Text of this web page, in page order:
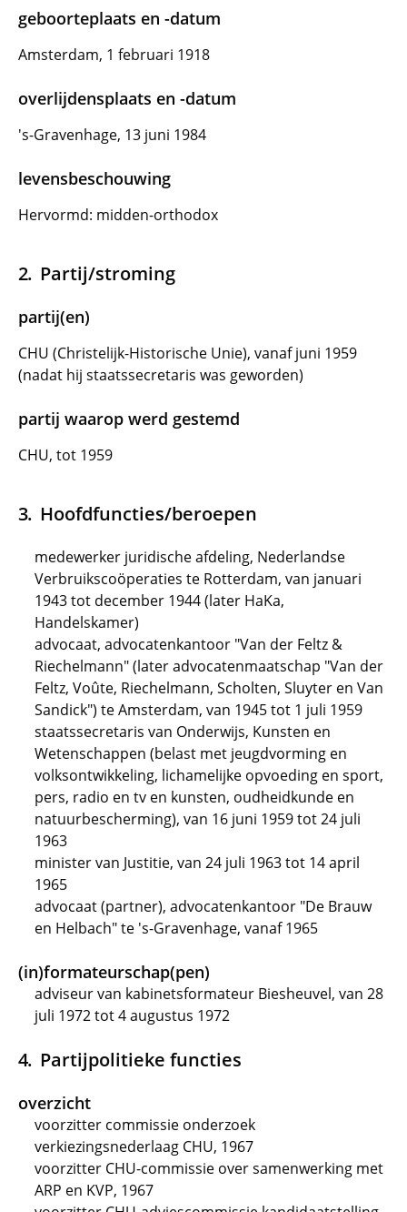
geboorteplaats en -datum
Amsterdam, 1 februari 1918
overlijdensplaats en -datum
's-Gravenhage, 13 juni 1984
levensbeschouwing
Hervormd: midden-orthodox
Partij/stroming
partij(en)
CHU (Christelijk-Historische Unie), vanaf juni 1959
(nadat hij staatssecretaris was geworden)
partij waarop werd gestemd
CHU, tot 1959
Hoofdfuncties/beroepen
medewerker juridische afdeling, Nederlandse
Verbruikscoöperaties te Rotterdam, van januari
1943 tot december 1944 (later HaKa,
Handelskamer)
advocaat, advocatenkantoor "Van der Feltz &
Riechelmann" (later advocatenmaatschap "Van der
Feltz, Voûte, Riechelmann, Scholten, Sluyter en Van
Sandick") te Amsterdam, van 1945 tot 1 juli 1959
staatssecretaris van Onderwijs, Kunsten en
Wetenschappen (belast met jeugdvorming en
volksontwikkeling, lichamelijke opvoeding en sport,
pers, radio en tv en kunsten, oudheidkunde en
natuurbescherming), van 16 juni 1959 tot 24 juli
1963
minister van Justitie, van 24 juli 1963 tot 14 april
1965
advocaat (partner), advocatenkantoor "De Brauw
en Helbach" te 's-Gravenhage, vanaf 1965
(in)formateurschap(pen)
adviseur van kabinetsformateur Biesheuvel, van 28
juli 1972 tot 4 augustus 1972
Partijpolitieke functies
overzicht
voorzitter commissie onderzoek
verkiezingsnederlaag CHU, 1967
voorzitter CHU-commissie over samenwerking met
ARP en KVP, 1967